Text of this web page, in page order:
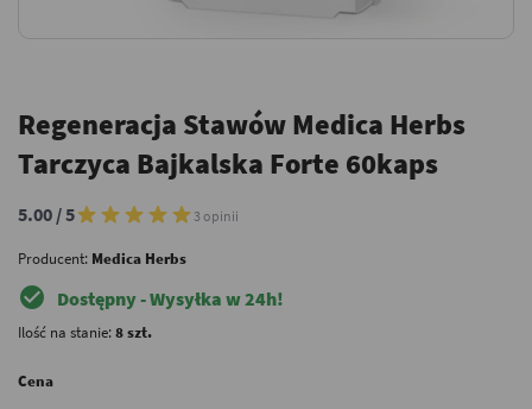
Regeneracja Stawów Medica Herbs
Tarczyca Bajkalska Forte 60kaps
5.00 / 5 3 opinii
Producent: Medica Herbs
check_circle Dostępny - Wysyłka w 24h!
Ilość na stanie:8 szt.
Cena